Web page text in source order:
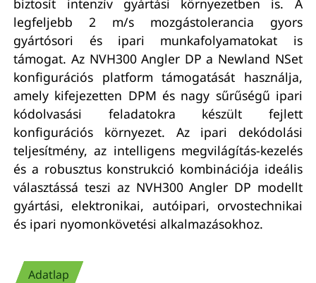
biztosít intenzív gyártási környezetben is. A
legfeljebb 2 m/s mozgástolerancia gyors
gyártósori és ipari munkafolyamatokat is
támogat. Az NVH300 Angler DP a Newland NSet
konfigurációs platform támogatását használja,
amely kifejezetten DPM és nagy sűrűségű ipari
kódolvasási feladatokra készült fejlett
konfigurációs környezet. Az ipari dekódolási
teljesítmény, az intelligens megvilágítás-kezelés
és a robusztus konstrukció kombinációja ideális
választássá teszi az NVH300 Angler DP modellt
gyártási, elektronikai, autóipari, orvostechnikai
és ipari nyomonkövetési alkalmazásokhoz.
Adatlap